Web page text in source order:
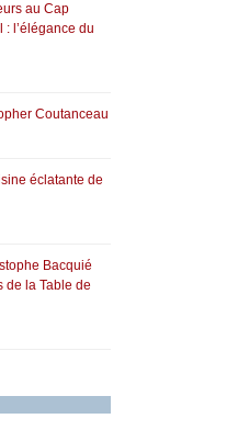
au Cap
: l’élégance du
Coutanceau
éclatante de
Bacquié
de la Table de